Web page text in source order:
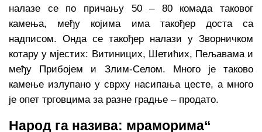
налазе се по причању 50 – 80 комада таковог
камења, међу којима има такођер доста са
надписом. Онда се такођер налази у Зворничком
котару у мјестих: Витиницих, Шетићих, Пељавама и
међу Прибојем и Злим-Селом. Много је таково
камење излупано у сврху насипања цесте, а много
је опет трговцима за разне градње – продато.
Народ га назива: мраморима“